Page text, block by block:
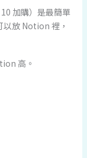
加購）是最簡單
以放 Notion 裡，
高。